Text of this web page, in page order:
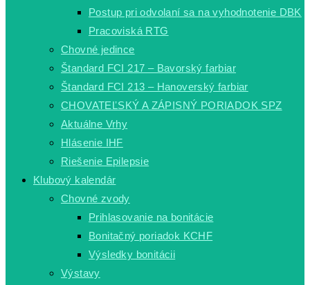
Postup pri odvolaní sa na vyhodnotenie DBK
Pracoviská RTG
Chovné jedince
Štandard FCI 217 – Bavorský farbiar
Štandard FCI 213 – Hanoverský farbiar
CHOVATEĽSKÝ A ZÁPISNÝ PORIADOK SPZ
Aktuálne Vrhy
Hlásenie IHF
Riešenie Epilepsie
Klubový kalendár
Chovné zvody
Prihlasovanie na bonitácie
Bonitačný poriadok KCHF
Výsledky bonitácii
Výstavy